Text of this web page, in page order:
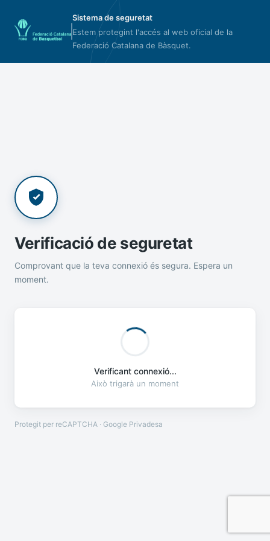
Sistema de seguretat
Estem protegint l'accés al web oficial de la
Federació Catalana de Bàsquet.
Verificació de seguretat
Comprovant que la teva connexió és segura. Espera un
moment.
Verificant connexió...
Això trigarà un moment
Protegit per reCAPTCHA · Google Privadesa